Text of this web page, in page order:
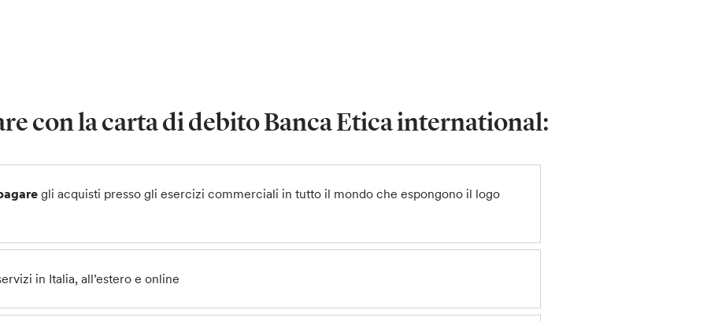
con la carta di debito Banca Etica international:
gli acquisti presso gli esercizi commerciali in tutto il mondo che espongono il logo
in Italia, all’estero e online